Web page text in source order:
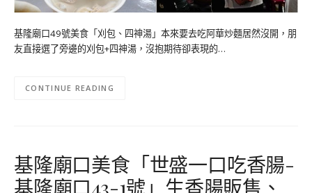
基隆廟口49號美食「刈包、四神湯」本來要去吃阿華炒麵居然沒開，朋
友直接選了旁邊的刈包+四神湯，沒抱期待卻表現的…
CONTINUE READING
基隆廟口美食「世盛一口吃香腸-
基隆廟口43-1號」生香腸販售、